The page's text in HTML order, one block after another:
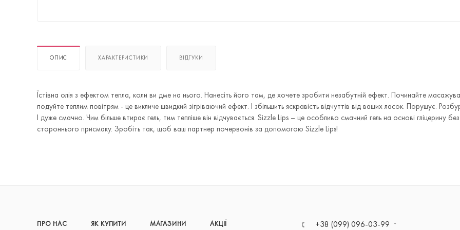
ОПИС ХАРАКТЕРИСТИКИ ВІДГУКИ
Їстівна олія з ефектом тепла, коли ви дме на нього. Нанесіть його там, де хочете зробити незабутній ефект. Починайте
подуйте теплим повітрям - це викличе швидкий зігріваючий ефект. І збільшить яскравість відчуттів від ваших ласок. Порушує.
І дуже смачно. Чим більше втирає гель, тим тепліше він відчувається. Sizzle Lips – це особливо смачний гель на основі гліцерину без
стороннього присмаку. Зробіть так, щоб ваш партнер почервонів за допомогою Sizzle Lips!
ПРО НАС ЯК КУПИТИ МАГАЗИНИ АКЦІЇ +38 (099) 096-03-99